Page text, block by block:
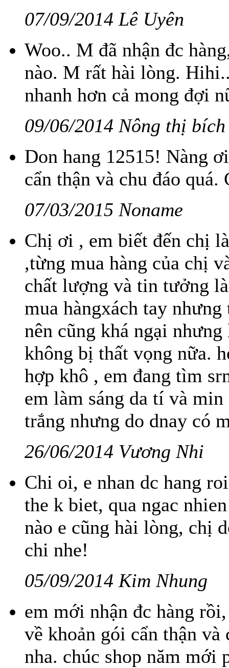
07/09/2014 Lê Uyên
Woo.. M đã nhận đc
nào. M rất hài lòng.
nhanh hơn cả mong đợi
09/06/2014 Nông thị bích
Don hang 12515! Nàng
cẩn thận và chu đáo quá.
07/03/2015 Noname
Chị ơi , em biết đến chị
,từng mua hàng của chị
chất lượng và tin tưởng
mua hàngxách tay
nên cũng khá ngại
không bị thất vọng nữa.
hợp khô , em đang tìm
em làm sáng da tí và
trắng nhưng do dnay có
26/06/2014 Vương Nhi
Chi oi, e nhan dc hang
the k biet, qua ngac
nào e cũng hài lòng, chị
chi nhe!
05/09/2014 Kim Nhung
em mới nhận đc hàng
về khoản gói cẩn thận và
nha. chúc shop năm mới